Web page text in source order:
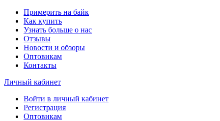
Примерить на байк
Как купить
Узнать больше о нас
Отзывы
Новости и обзоры
Оптовикам
Контакты
Личный кабинет
Войти в личный кабинет
Регистрация
Оптовикам